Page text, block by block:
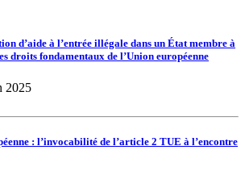
d’aide à l’entrée illégale dans un État membre à
droits fondamentaux de l’Union européenne
2025
: l’invocabilité de l’article 2 TUE à l’encontre